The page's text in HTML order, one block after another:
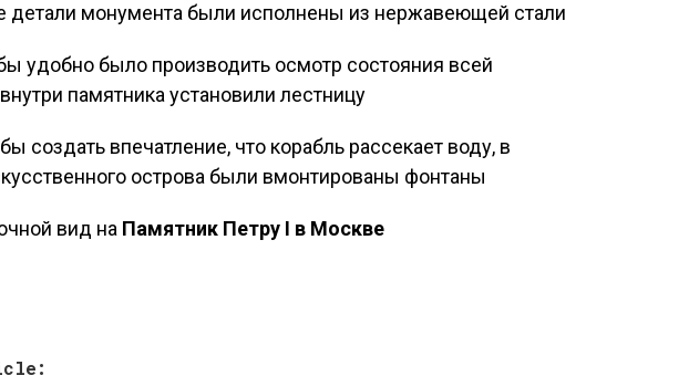
детали монумента были исполнены из нержавеющей стали
удобно было производить осмотр состояния всей
памятника установили лестницу
создать впечатление, что корабль рассекает воду, в
острова были вмонтированы фонтаны
вид на Памятник Петру I в Москве